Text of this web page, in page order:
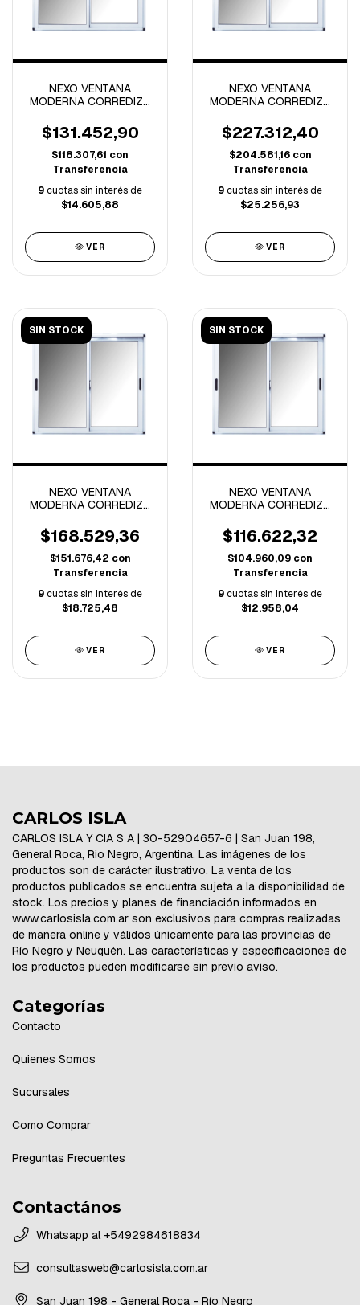
NEXO VENTANA
MODERNA CORREDIZA
0.80x0.40 MTS
$131.452,90
$118.307,61 con
Transferencia
9cuotas sin interés de
$14.605,88
VER
NEXO VENTANA
MODERNA CORREDIZA
1.00x1.10 MTS
$227.312,40
$204.581,16 con
Transferencia
9cuotas sin interés de
$25.256,93
VER
SIN STOCK
NEXO VENTANA
MODERNA CORREDIZA
1.00x0.60 MTS
$168.529,36
$151.676,42 con
Transferencia
9cuotas sin interés de
$18.725,48
VER
SIN STOCK
NEXO VENTANA
MODERNA CORREDIZA
0.60x0.40 MTS
$116.622,32
$104.960,09 con
Transferencia
9cuotas sin interés de
$12.958,04
VER
CARLOS ISLA
CARLOS ISLA Y CIA S A | 30-52904657-6 | San Juan 198,
General Roca, Rio Negro, Argentina. Las imágenes de los
productos son de carácter ilustrativo. La venta de los
productos publicados se encuentra sujeta a la disponibilidad de
stock. Los precios y planes de financiación informados en
www.carlosisla.com.ar son exclusivos para compras realizadas
de manera online y válidos únicamente para las provincias de
Río Negro y Neuquén. Las características y especificaciones de
los productos pueden modificarse sin previo aviso.
Categorías
Contacto
Quienes Somos
Sucursales
Como Comprar
Preguntas Frecuentes
Contactános
Whatsapp al +5492984618834
consultasweb@carlosisla.com.ar
San Juan 198 - General Roca - Río Negro